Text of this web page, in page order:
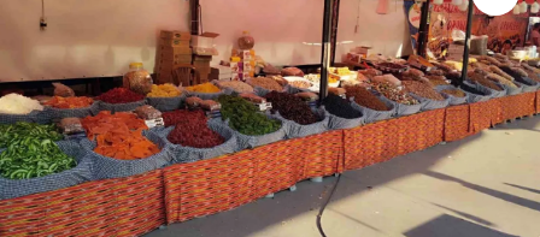
Kültür Sanat
Magazin
Müzik
Piyasa